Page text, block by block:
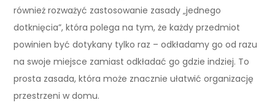
również rozważyć zastosowanie zasady „jednego
dotknięcia”, która polega na tym, że każdy przedmiot
powinien być dotykany tylko raz – odkładamy go od razu
na swoje miejsce zamiast odkładać go gdzie indziej. To
prosta zasada, która może znacznie ułatwić organizację
przestrzeni w domu.